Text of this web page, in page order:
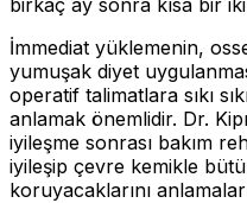
İmmediat yüklemenin,
yumuşak diyet
operatif talimatlara sıkı
anlamak önemlidir. Dr.
iyileşme sonrası bakım
iyileşip çevre kemikle
koruyacaklarını